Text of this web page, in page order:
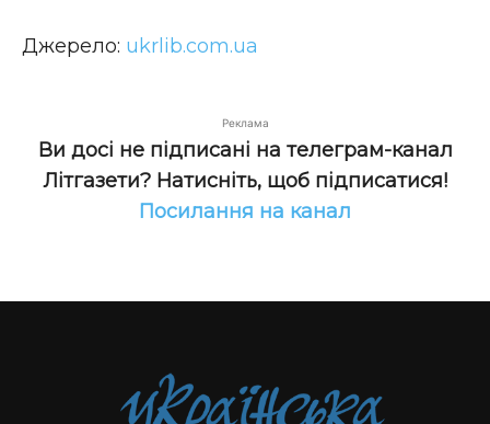
Джерело: ukrlib.com.ua
Реклама
Ви досі не підписані на телеграм-канал
Літгазети? Натисніть, щоб підписатися!
Посилання на канал